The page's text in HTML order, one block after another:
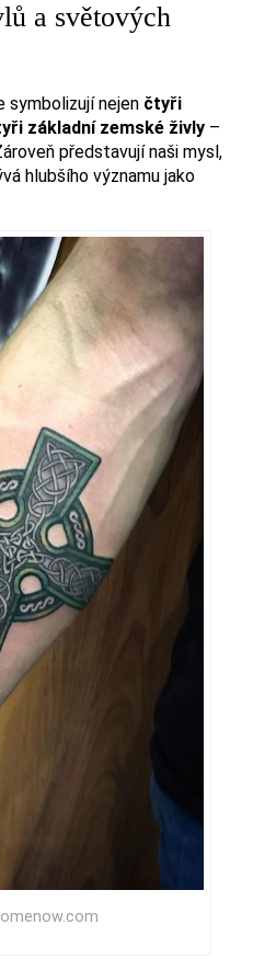
a světových
symbolizují nejen čtyři
základní zemské živly –
představují naši mysl,
hlubšího významu jako